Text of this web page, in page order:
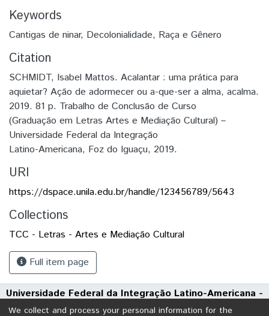
Keywords
Cantigas de ninar, Decolonialidade, Raça e Gênero
Citation
SCHMIDT, Isabel Mattos. Acalantar : uma prática para
aquietar? Ação de adormecer ou a-que-ser a alma, acalma.
2019. 81 p. Trabalho de Conclusão de Curso
(Graduação em Letras Artes e Mediação Cultural) –
Universidade Federal da Integração
Latino-Americana, Foz do Iguaçu, 2019.
URI
https://dspace.unila.edu.br/handle/123456789/5643
Collections
TCC - Letras - Artes e Mediação Cultural
Full item page
Universidade Federal da Integração Latino-Americana -
UNILA
We collect and process your personal information for the